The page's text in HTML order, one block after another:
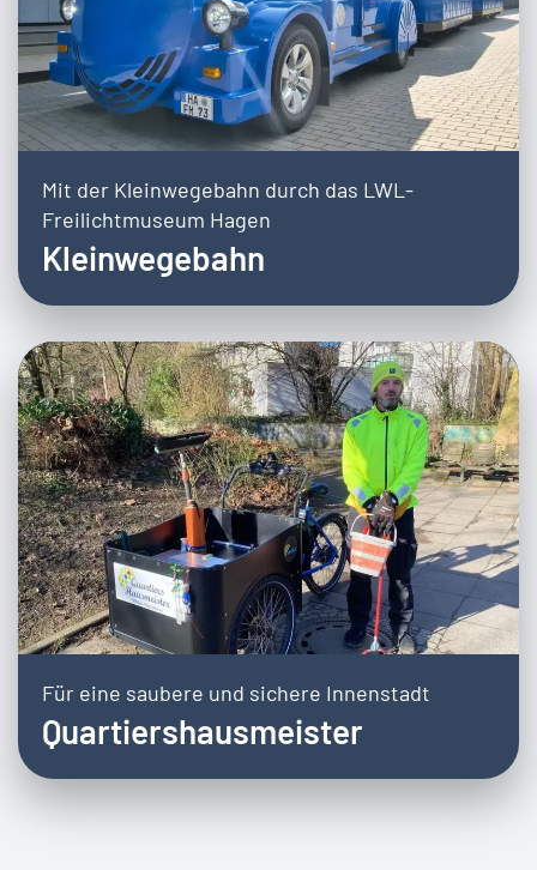
Mit der Kleinwegebahn durch das LWL-
Freilichtmuseum Hagen
Kleinwegebahn
Für eine saubere und sichere Innenstadt
Quartiershausmeister